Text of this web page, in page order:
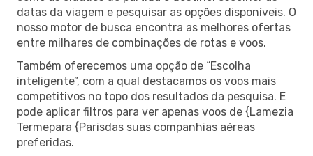
datas da viagem e pesquisar as opções disponíveis. O
nosso motor de busca encontra as melhores ofertas
entre milhares de combinações de rotas e voos.
Também oferecemos uma opção de “Escolha
inteligente”, com a qual destacamos os voos mais
competitivos no topo dos resultados da pesquisa. E
pode aplicar filtros para ver apenas voos de {Lamezia
Termepara {Parisdas suas companhias aéreas
preferidas.